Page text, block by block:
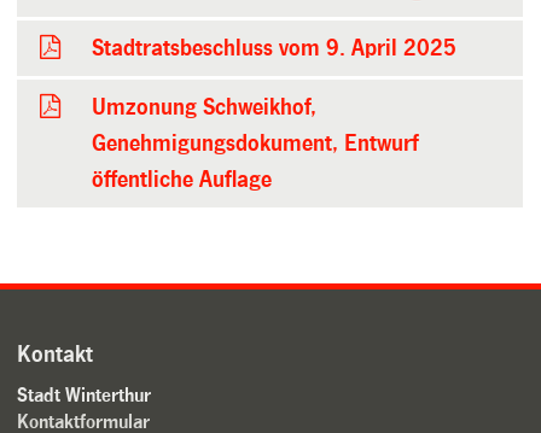
Stadtratsbeschluss vom 9. April 2025
Umzonung Schweikhof,
Genehmigungsdokument, Entwurf
öffentliche Auflage
Kontakt
Stadt Winterthur
Kontaktformular